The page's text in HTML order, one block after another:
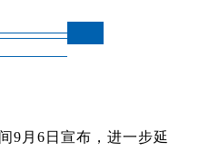
9 月 6 日宣布，进一步延